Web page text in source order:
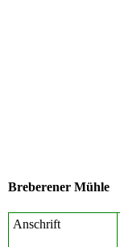
Breberener Mühle
Anschrift